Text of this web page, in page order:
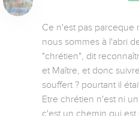
Ce n'est pas parceque
nous sommes à l'abri
"chrétien", dit
et Maître, et donc
souffert ? pourtant il
Etre chrétien n'est ni
c'est un chemin qui